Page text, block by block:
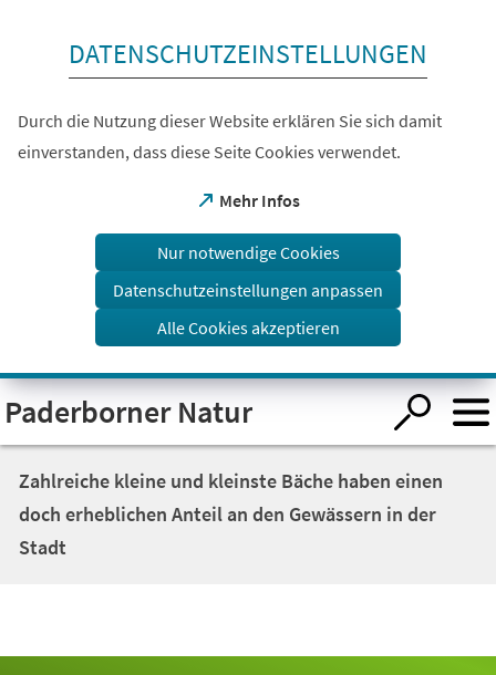
Visuelle
Assistenzsoftware
öffnen.
DATENSCHUTZEINSTELLUNGEN
Durch die Nutzung dieser Website erklären Sie sich damit
einverstanden, dass diese Seite Cookies verwendet.
Mehr Infos
(Öffnet
einem
Tab)
Nur notwendige Cookies
Datenschutzeinstellungen anpassen
Alle Cookies akzeptieren
Paderborner Natur
Zahlreiche kleine und kleinste Bäche haben einen
doch erheblichen Anteil an den Gewässern in der
Stadt